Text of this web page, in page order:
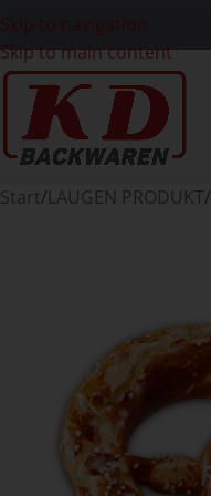
Skip to main content
Start/LAUGEN PRODUKT/